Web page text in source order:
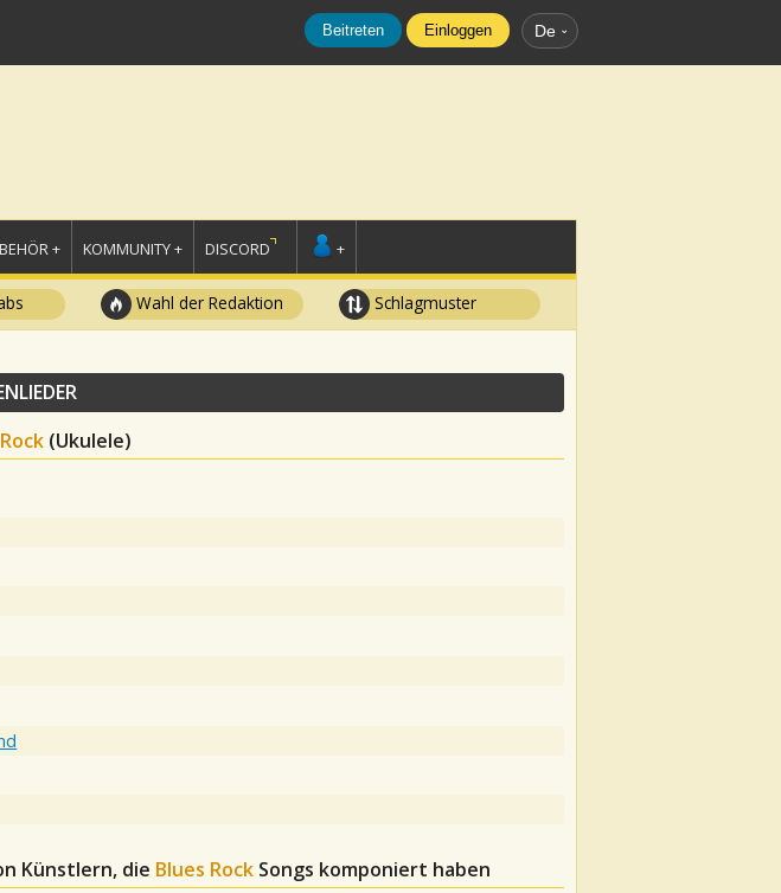
Beitreten Einloggen De
+ KOMMUNITY + DISCORD +
Wahl der Redaktion Schlagmuster
(Ukulele)
Künstlern, die Blues Rock Songs komponiert haben